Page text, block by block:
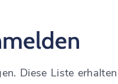
Diese Liste